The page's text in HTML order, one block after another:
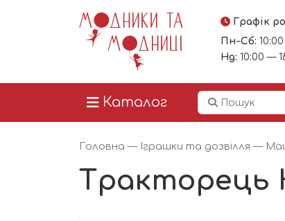
Графік
Пн-Сб:
Нд: 10:00 —
Каталог
Головна — Іграшки та дозвілля —
Тракторець